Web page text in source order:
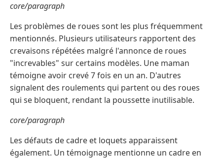
core/paragraph
Les problèmes de roues sont les plus fréquemment
mentionnés. Plusieurs utilisateurs rapportent des
crevaisons répétées malgré l'annonce de roues
"increvables" sur certains modèles. Une maman
témoigne avoir crevé 7 fois en un an. D'autres
signalent des roulements qui partent ou des roues
qui se bloquent, rendant la poussette inutilisable.
core/paragraph
Les défauts de cadre et loquets apparaissent
également. Un témoignage mentionne un cadre en